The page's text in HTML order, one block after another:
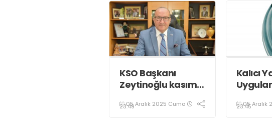
KSO Başkanı
Zeytinoğlu kasım
verilerini
05 Aralık 2025 Cuma
23:49
Kalıcı
Ediyor!
05 Aralık
23:45